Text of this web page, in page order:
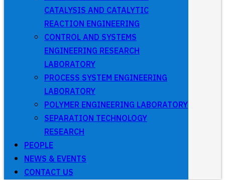
CATALYSIS AND CATALYTIC
REACTION ENGINEERING
CONTROL AND SYSTEMS
ENGINEERING RESEARCH
LABORATORY
PROCESS SYSTEM ENGINEERING
LABORATORY
POLYMER ENGINEERING LABORATORY
SEPARATION TECHNOLOGY
RESEARCH
PEOPLE
NEWS & EVENTS
CONTACT US